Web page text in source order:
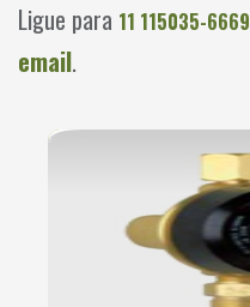
Ligue para 11 115035-6669
email.